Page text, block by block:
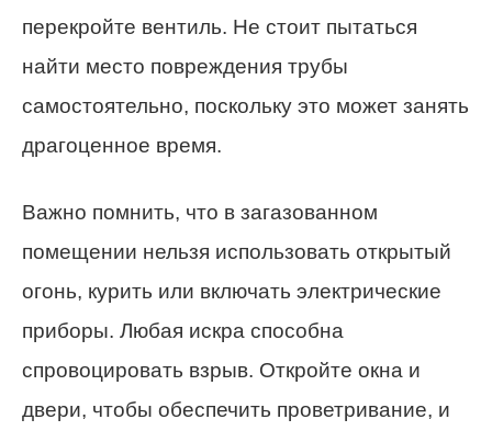
перекройте вентиль. Не стоит пытаться
найти место повреждения трубы
самостоятельно, поскольку это может занять
драгоценное время.
Важно помнить, что в загазованном
помещении нельзя использовать открытый
огонь, курить или включать электрические
приборы. Любая искра способна
спровоцировать взрыв. Откройте окна и
двери, чтобы обеспечить проветривание, и